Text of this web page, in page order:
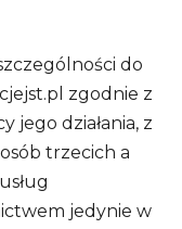
do
zgodnie z
jego działania, z
trzecich a
jedynie w